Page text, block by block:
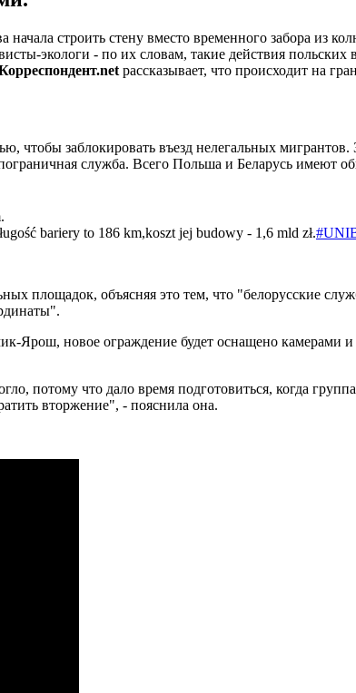
строить стену вместо временного забора из
экологи - по их словам, такие действия
рассказывает, что происходит на
чтобы заблокировать въезд нелегальных
служба. Всего Польша и Беларусь имеют
bariery to 186 km,koszt jej budowy - 1,6 mld zł.
площадок, объясняя это тем, что "белорусские
Ярош, новое ограждение будет оснащено камерами
потому что дало время подготовиться, когда
вторжение", - пояснила она.